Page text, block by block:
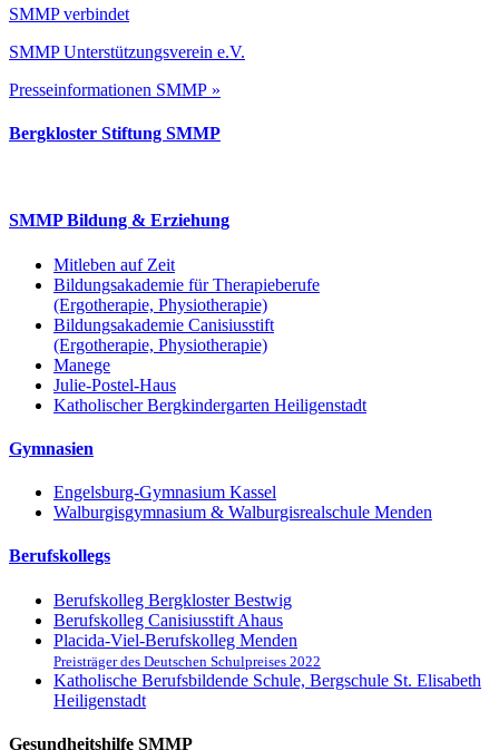
SMMP verbindet
SMMP Unterstützungsverein e.V.
Presseinformationen SMMP »
Bergkloster Stiftung SMMP
SMMP Bildung & Erziehung
Mitleben auf Zeit
Bildungsakademie für Therapieberufe
(Ergotherapie, Physiotherapie)
Bildungsakademie Canisiusstift
(Ergotherapie, Physiotherapie)
Manege
Julie-Postel-Haus
Katholischer Bergkindergarten Heiligenstadt
Gymnasien
Engelsburg-Gymnasium Kassel
Walburgisgymnasium & Walburgisrealschule Menden
Berufskollegs
Berufskolleg Bergkloster Bestwig
Berufskolleg Canisiusstift Ahaus
Placida-Viel-Berufskolleg Menden
Preisträger des Deutschen Schulpreises 2022
Katholische Berufsbildende Schule, Bergschule St. Elisabeth
Heiligenstadt
Gesundheitshilfe SMMP